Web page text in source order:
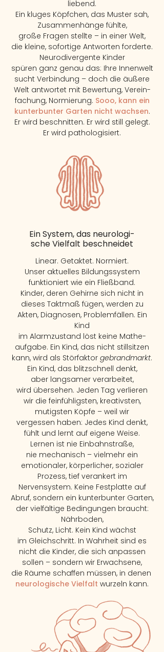
liebend.
Ein kluges Köpfchen, das Muster sah,
Zusammenhänge fühlte,
große Fragen stellte – in einer Welt,
die kleine, sofortige Antworten forderte.
Neurodivergente Kinder
spüren ganz genau das: Ihre Innenwelt
sucht Verbindung – doch die äußere
Welt antwortet mit Bewertung, Verein-
fachung, Normierung. Sooo, kann ein
kunterbunter Garten nicht wachsen.
Er wird beschnitten. Er wird still gelegt.
Er wird pathologisiert.
Ein System, das neurologi-
sche Vielfalt beschneidet
Linear. Getaktet. Normiert.
Unser aktuelles Bildungssystem
funktioniert wie ein Fließband.
Kinder, deren Gehirne sich nicht in
dieses Taktmaß fügen, werden zu
Akten, Diagnosen, Problemfällen. Ein
Kind
im Alarmzustand löst keine Mathe-
aufgabe. Ein Kind, das nicht stillsitzen
kann, wird als Störfaktor gebrandmarkt.
Ein Kind, das blitzschnell denkt,
aber langsamer verarbeitet,
wird übersehen. Jeden Tag verlieren
wir die feinfühligsten, kreativsten,
mutigsten Köpfe – weil wir
vergessen haben: Jedes Kind denkt,
fühlt und lernt auf eigene Weise.
Lernen ist nie Einbahnstraße,
nie mechanisch – vielmehr ein
emotionaler, körperlicher, sozialer
Prozess, tief verankert im
Nervensystem. Keine Festplatte auf
Abruf, sondern ein kunterbunter Garten,
der vielfältige Bedingungen braucht:
Nährboden,
Schutz, Licht. Kein Kind wächst
im Gleichschritt. In Wahrheit sind es
nicht die Kinder, die sich anpassen
sollen – sondern wir Erwachsene,
die Räume schaffen müssen, in denen
neurologische Vielfalt wurzeln kann.​​